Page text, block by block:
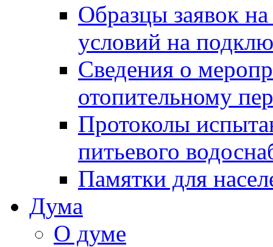
Образцы заявок
условий на
Сведения о
отопительному
Протоколы
питьевого
Памятки для
Дума
О думе